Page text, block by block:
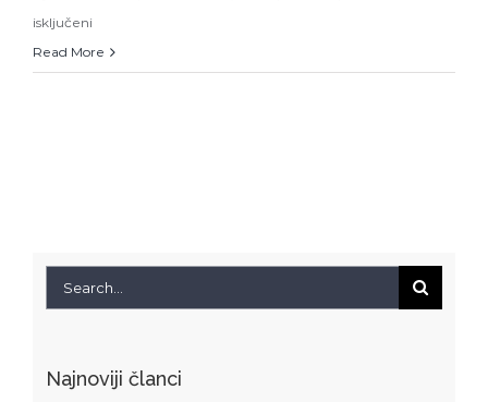
isključeni
Koncert
Read More
Search
Najnoviji članci